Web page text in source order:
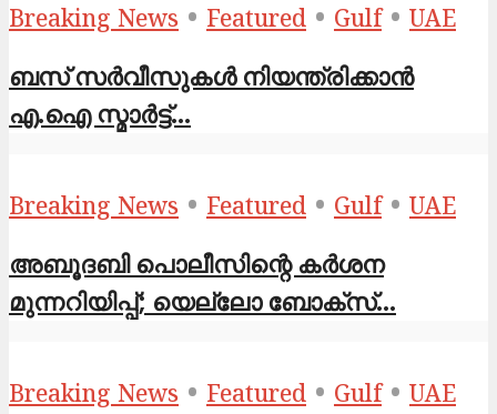
Breaking News • Featured • Gulf • UAE
ബസ് സർവീസുകൾ നിയന്ത്രിക്കാൻ
എ.ഐ സ്മാർട്ട്...
Breaking News • Featured • Gulf • UAE
അബൂദബി പൊലീസിന്റെ കർശന
മുന്നറിയിപ്പ്; യെല്ലോ ബോക്സ്...
Breaking News • Featured • Gulf • UAE